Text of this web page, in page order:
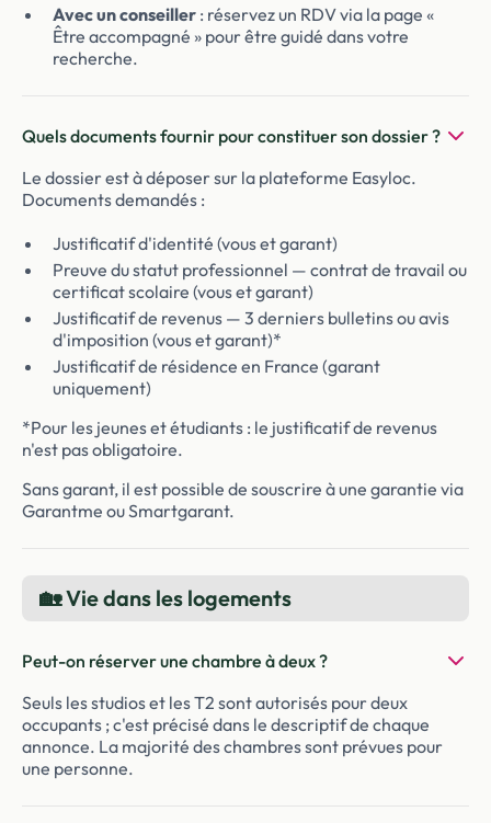
Avec un conseiller : réservez un RDV via la page «
Être accompagné » pour être guidé dans votre
recherche.
Quels documents fournir pour constituer son dossier ?
Le dossier est à déposer sur la plateforme Easyloc.
Documents demandés :
Justificatif d'identité (vous et garant)
Preuve du statut professionnel — contrat de travail ou
certificat scolaire (vous et garant)
Justificatif de revenus — 3 derniers bulletins ou avis
d'imposition (vous et garant)*
Justificatif de résidence en France (garant
uniquement)
*Pour les jeunes et étudiants : le justificatif de revenus
n'est pas obligatoire.
Sans garant, il est possible de souscrire à une garantie via
Garantme ou Smartgarant.
🏡 Vie dans les logements
Peut-on réserver une chambre à deux ?
Seuls les studios et les T2 sont autorisés pour deux
occupants ; c'est précisé dans le descriptif de chaque
annonce. La majorité des chambres sont prévues pour
une personne.